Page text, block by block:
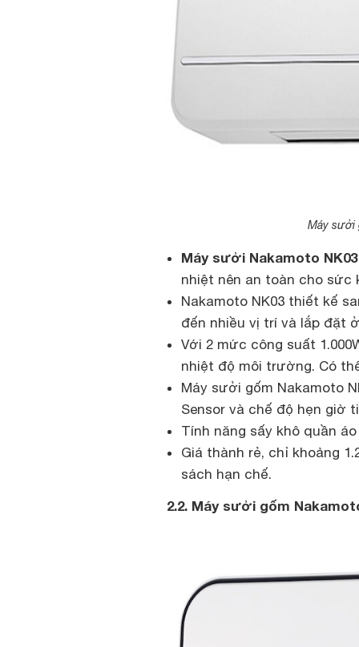
Máy sưởi
Máy sưởi Nakamoto NK03
nhiệt nên an toàn cho sức
Nakamoto NK03 thiết kế
đến nhiều vị trí và lắp đặt
Với 2 mức công suất
nhiệt độ môi trường. Có
Máy sưởi gốm Nakamoto
Sensor và chế độ hẹn giờ
Tính năng sấy khô quần
Giá thành rẻ, chỉ khoảng
sách hạn chế.
2.2. Máy sưởi gốm